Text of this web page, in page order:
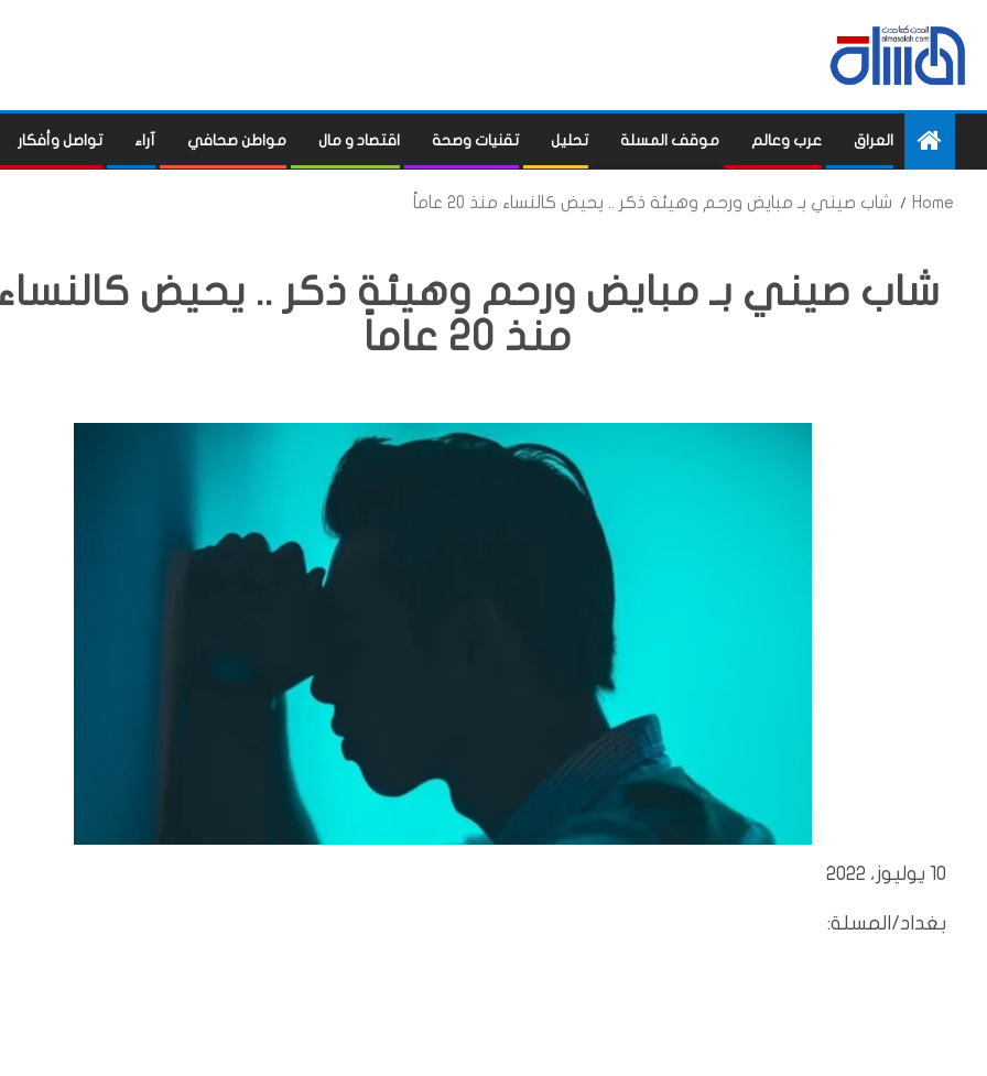
العراق عرب وعالم موقف المسلة تحليل تقنيات وصحة اقتصاد و مال مواطن صحافي آراء تواصل وأفكار
Home شاب صيني بـ مبايض ورحم وهيئة ذكر .. يحيض كالنساء منذ 20 عاماً
شاب صيني بـ مبايض ورحم وهيئة ذكر .. يحيض
منذ 20 عاماً
10 يوليوز، 2022
بغداد/المسلة: